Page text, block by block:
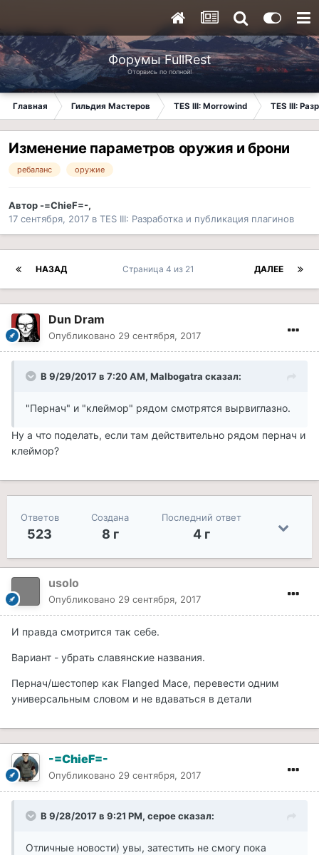
Форумы FullRest
Оторвись по полной!
Главная Гильдия Мастеров TES III: Morrowind TES III:
Изменение параметров оружия и брони
ребаланс оружие
Автор -=ChieF=-,
17 сентября, 2017 в TES III: Разработка и публикация плагинов
НАЗАД ДАЛЕЕ
Страница 4 из 21
Dun Dram
Опубликовано 29 сентября, 2017
В 9/29/2017 в 7:20 AM, Malbogatra сказал:
"Пернач" и "клеймор" рядом смотрятся вырвиглазно.
Ну а что поделать, если там действительно рядом пернач и
клеймор?
Ответов
523
Создана
8 г
Последний ответ
4 г
usolo
Опубликовано 29 сентября, 2017
И правда смотрится так себе.
Вариант - убрать славянские названия.
Пернач/шестопер как Flanged Mace, перевести одним
универсальным словом и не вдаваться в детали
-=ChieF=-
Опубликовано 29 сентября, 2017
В 9/28/2017 в 9:21 PM, cepoe сказал:
Отличные новости) увы, затестить не смогу пока